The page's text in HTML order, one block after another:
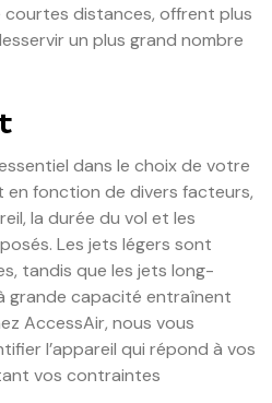
distances, offrent plus
un plus grand nombre
dans le choix de votre
en fonction de divers facteurs,
la durée du vol et les
Les jets légers sont
tandis que les jets long-
grande capacité entraînent
AccessAir, nous vous
l’appareil qui répond à vos
vos contraintes